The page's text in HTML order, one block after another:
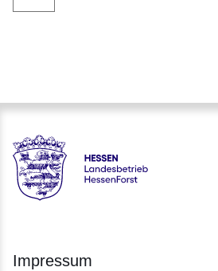
Hessen - Landesbetrieb HessenForst
Impressum